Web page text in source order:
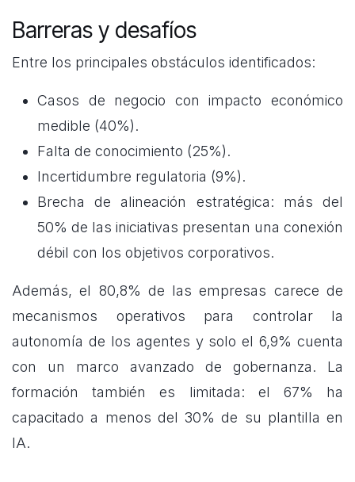
Barreras y desafíos
Entre los principales obstáculos identificados:
Casos de negocio con impacto económico
medible (40%).
Falta de conocimiento (25%).
Incertidumbre regulatoria (9%).
Brecha de alineación estratégica: más del
50% de las iniciativas presentan una conexión
débil con los objetivos corporativos.
Además, el 80,8% de las empresas carece de
mecanismos operativos para controlar la
autonomía de los agentes y solo el 6,9% cuenta
con un marco avanzado de gobernanza. La
formación también es limitada: el 67% ha
capacitado a menos del 30% de su plantilla en
IA.